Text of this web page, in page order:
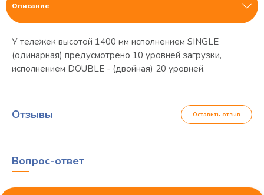
Описание
У тележек высотой 1400 мм исполнением SINGLE
(одинарная) предусмотрено 10 уровней загрузки,
исполнением DOUBLE - (двойная) 20 уровней.
Отзывы Оставить отзыв
Вопрос-ответ